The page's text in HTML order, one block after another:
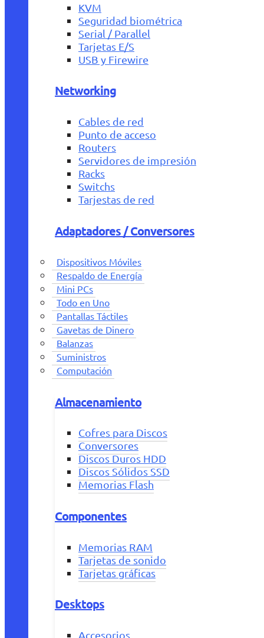
KVM
Seguridad biométrica
Serial / Parallel
Tarjetas E/S
USB y Firewire
Networking
Cables de red
Punto de acceso
Routers
Servidores de impresión
Racks
Switchs
Tarjestas de red
Adaptadores / Conversores
Dispositivos Móviles
Respaldo de Energía
Mini PCs
Todo en Uno
Pantallas Táctiles
Gavetas de Dinero
Balanzas
Suministros
Computación
Almacenamiento
Cofres para Discos
Conversores
Discos Duros HDD
Discos Sólidos SSD
Memorias Flash
Componentes
Memorias RAM
Tarjetas de sonido
Tarjetas gráficas
Desktops
Accesorios